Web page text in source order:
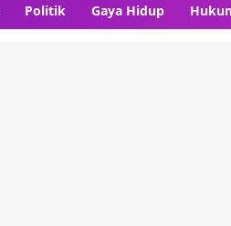
Politik Gaya Hidup